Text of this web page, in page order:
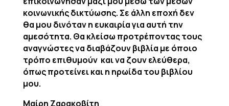
κοινωνικής δικτύωσης. Σε άλλη εποχή δεν
θα μου δινόταν η ευκαιρία για αυτή την
αμεσότητα. Θα κλείσω προτρέποντας τους
αναγνώστες να διαβάζουν βιβλία με όποιο
τρόπο επιθυμούν και να ζουν ελεύθερα,
όπως προτείνει και η ηρωίδα του βιβλίου
μου.
Μαίρη Ζαρακοβίτη